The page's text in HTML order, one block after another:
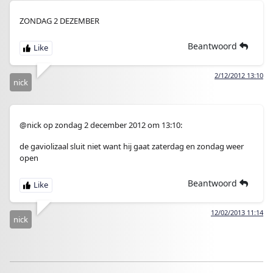
ZONDAG 2 DEZEMBER
Beantwoord
2/12/2012 13:10
nick
@nick op zondag 2 december 2012 om 13:10:
de gaviolizaal sluit niet want hij gaat zaterdag en zondag weer
open
Beantwoord
12/02/2013 11:14
nick